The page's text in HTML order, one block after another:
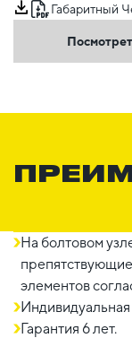
Габаритный
На болтовом
элементов
Индивидуальная
Гарантия 6 лет.